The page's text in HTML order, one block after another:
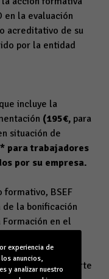
en la evaluación
acreditativo de su
por la entidad
incluye la
(195€, para
situación de
para trabajadores
por su empresa.
BSEF
la bonificación
en el
para la
por parte
experiencia de
anuncios,
y analizar nuestro